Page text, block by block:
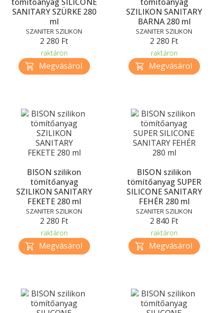
SANITARY SZÜRKE 280
ml
SZANITER SZILIKON
2 280 Ft
raktáron
SZILIKON SANITARY
BARNA 280 ml
SZANITER SZILIKON
2 280 Ft
raktáron
BISON szilikon
tömítőanyag
SZILIKON SANITARY
FEKETE 280 ml
SZANITER SZILIKON
2 280 Ft
raktáron
BISON szilikon
tömítőanyag SUPER
SILICONE SANITARY
FEHÉR 280 ml
SZANITER SZILIKON
2 840 Ft
raktáron